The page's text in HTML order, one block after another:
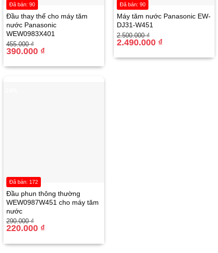
Đầu thay thế cho máy tăm
nước Panasonic
WEW0983X401
455.000₫
Giá
gốc
390.000 ₫
Giá
hiện
390.000 ₫.
Đã bán: 90
Máy tăm nước Panasonic EW-
DJ31-W451
2.500.000₫
Giá
gốc
2.490.000 ₫
Giá
hiện
2.490.000 ₫.
Đã bán: 90
Đầu phun thông thường
WEW0987W451 cho máy tăm
nước
290.000₫
Giá
gốc
220.000 ₫
Giá
hiện
220.000 ₫.
Đã bán: 172